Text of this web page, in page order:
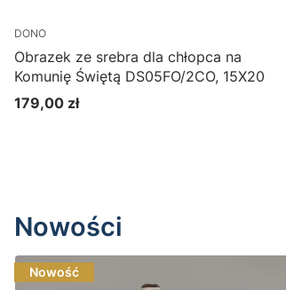
DONO
Obrazek ze srebra dla chłopca na
Komunię Świętą DS05FO/2CO, 15X20
Cena
179,00 zł
Nowości
Nowość